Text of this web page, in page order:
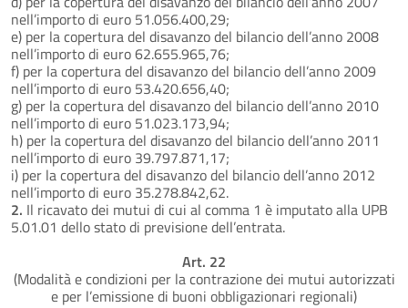
nell’importo di euro 51.056.400,29;
e) per la copertura del disavanzo del bilancio dell’anno 2008
nell’importo di euro 62.655.965,76;
f) per la copertura del disavanzo del bilancio dell’anno 2009
nell’importo di euro 53.420.656,40;
g) per la copertura del disavanzo del bilancio dell’anno 2010
nell’importo di euro 51.023.173,94;
h) per la copertura del disavanzo del bilancio dell’anno 2011
nell’importo di euro 39.797.871,17;
i) per la copertura del disavanzo del bilancio dell’anno 2012
nell’importo di euro 35.278.842,62.
2. Il ricavato dei mutui di cui al comma 1 è imputato alla UPB
5.01.01 dello stato di previsione dell’entrata.
Art. 22
(Modalità e condizioni per la contrazione dei mutui autorizzati
e per l’emissione di buoni obbligazionari regionali)